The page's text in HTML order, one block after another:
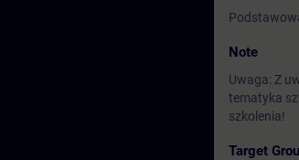
Note
Uwaga: Z
tematyka
szkolenia!
Target